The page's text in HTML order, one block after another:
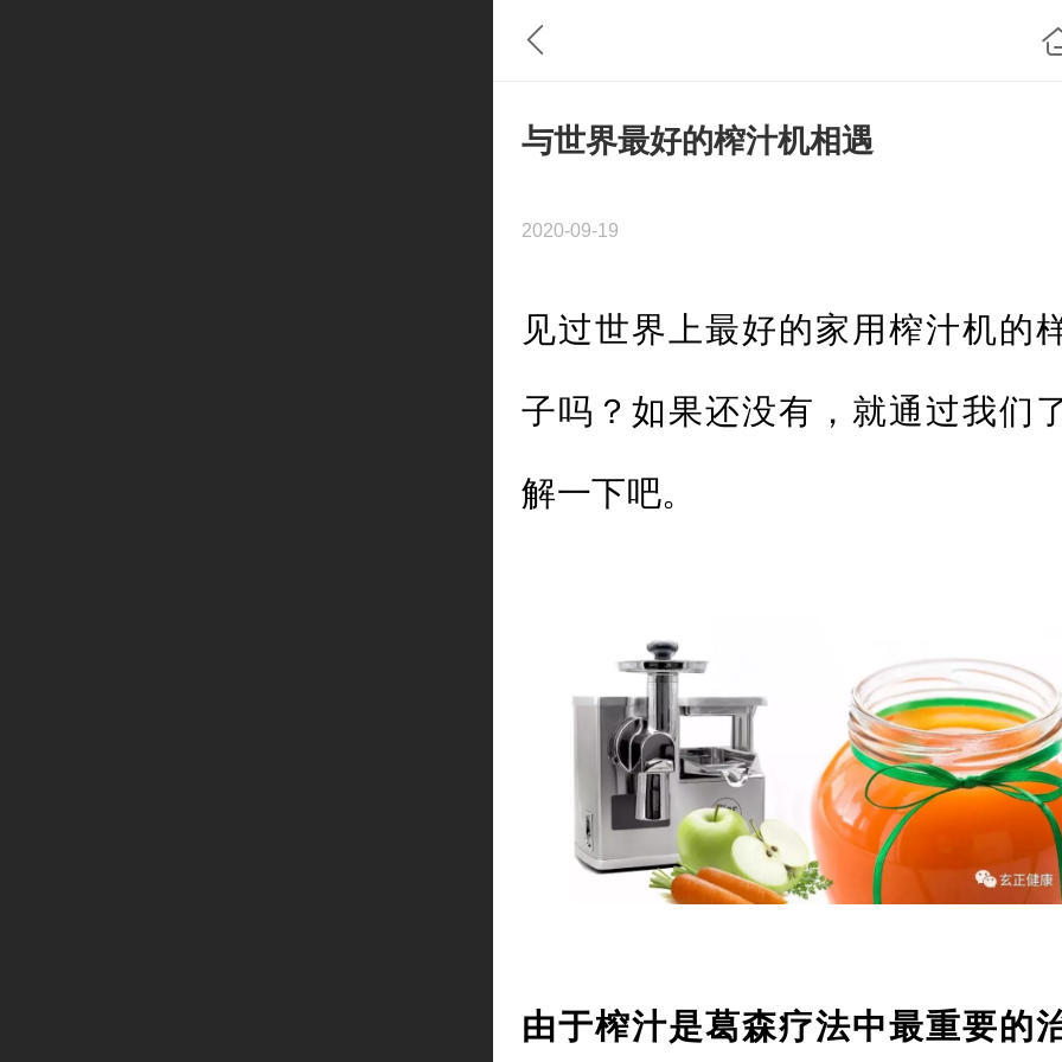
与世界最好的榨汁机相遇
2020-09-19
见过世界上最好的家用榨汁机的
子吗？如果还没有，就通过我们
解一下吧。
由于榨汁是葛森疗法中最重要的